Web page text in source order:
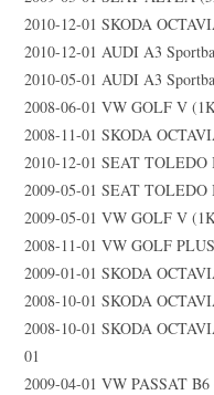
2010-12-01 SKODA
2010-12-01 AUDI A3
2010-05-01 AUDI A3
2008-06-01 VW GOLF V
2008-11-01 SKODA
2010-12-01 SEAT
2009-05-01 SEAT
2009-05-01 VW GOLF V
2008-11-01 VW GOLF
2009-01-01 SKODA
2008-10-01 SKODA
2008-10-01 SKODA
01
2009-04-01 VW PASSAT